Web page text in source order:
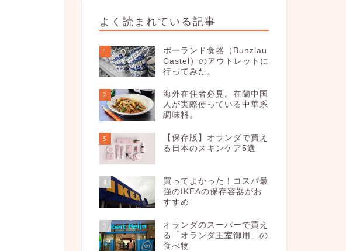
よく読まれている記事
1
ポーランド食器（Bunzlau
Castel）のアウトレットに
行ってみた。
2
海外在住者必見。在蘭中国
人が実際使っている中華系
調味料。
3
【保存版】オランダで買え
る日本のスキンケア5選
4
買ってよかった！コスパ最
強のIKEAの保存容器がお
すすめ
5
オランダのスーパーで買え
る「オランダ王室御用」の
食べ物